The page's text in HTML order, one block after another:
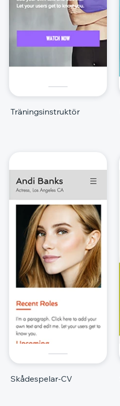
Träningsinstruktör
Skådespelar-CV